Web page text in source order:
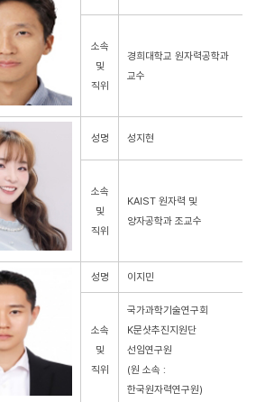
소속
및
직위
경희대학교 원자력공학과
교수
성명 성지현
소속
및
직위
KAIST 원자력 및
양자공학과 조교수
성명 이지민
소속
및
직위
국가과학기술연구회
K문샷추진지원단
선임연구원
(원 소속 :
한국원자력연구원)